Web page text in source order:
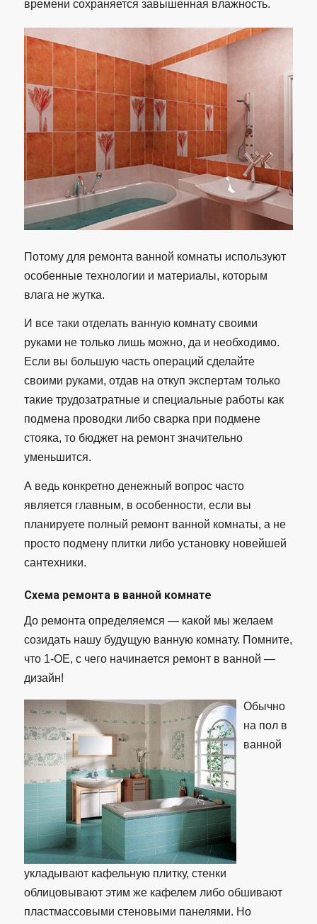
времени сохраняется завышенная влажность.
Потому для ремонта ванной комнаты используют
особенные технологии и материалы, которым
влага не жутка.
И все таки отделать ванную комнату своими
руками не только лишь можно, да и необходимо.
Если вы большую часть операций сделайте
своими руками, отдав на откуп экспертам только
такие трудозатратные и специальные работы как
подмена проводки либо сварка при подмене
стояка, то бюджет на ремонт значительно
уменьшится.
А ведь конкретно денежный вопрос часто
является главным, в особенности, если вы
планируете полный ремонт ванной комнаты, а не
просто подмену плитки либо установку новейшей
сантехники.
Схема ремонта в ванной комнате
До ремонта определяемся — какой мы желаем
созидать нашу будущую ванную комнату. Помните,
что 1-ОЕ, с чего начинается ремонт в ванной —
дизайн!
Обычно
на пол в
ванной
укладывают кафельную плитку, стенки
облицовывают этим же кафелем либо обшивают
пластмассовыми стеновыми панелями. Но